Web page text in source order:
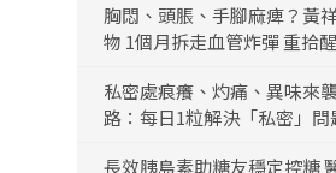
胸悶、頭脹、手腳麻痺？黃
物 1個月拆走血管炸彈 重拾
私密處痕癢、灼痛、異味來
路：每日1粒解決「私密」問
長效胰島素助糖友穩定控糖